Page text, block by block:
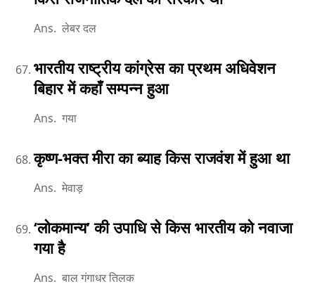
Ans. लेबर दल
भारतीय राष्ट्रीय कांग्रेस का प्रथम अधिवेशन
बिहार में कहाँ सम्पन्न हुआ
Ans. गया
कृष्ण-भक्त मीरा का ब्याह किस राजवंश में हुआ था
Ans. मेवाड़
‘लोकमान्य’ की उपाधि से किस भारतीय को नवाजा
गया है
Ans. बाल गंगाधर तिलक